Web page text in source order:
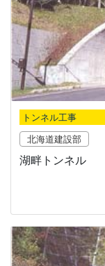
トンネル工事
北海道建設部
湖畔トンネル